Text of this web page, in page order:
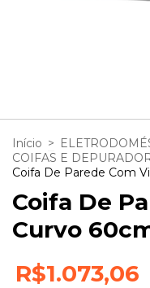
Início >
COIFAS E
Coifa De Parede Com
Coifa De
Curvo
R$1.073,06